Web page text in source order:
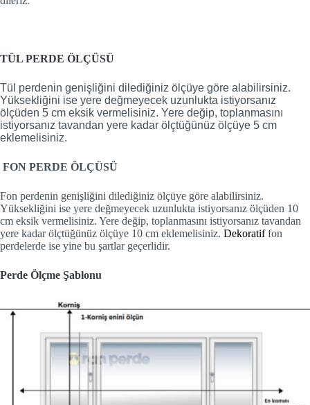
TÜL PERDE ÖLÇÜSÜ
Tül perdenin genişliğini dilediğiniz ölçüye göre alabilirsiniz.
Yüksekliğini ise yere değmeyecek uzunlukta istiyorsanız
ölçüden 5 cm eksik vermelisiniz. Yere değip, toplanmasını
istiyorsanız tavandan yere kadar ölçtüğünüz ölçüye 5 cm
eklemelisiniz.
FON PERDE ÖLÇÜSÜ
Fon perdenin genişliğini dilediğiniz ölçüye göre alabilirsiniz.
Yüksekliğini ise yere değmeyecek uzunlukta istiyorsanız ölçüden 10
cm eksik vermelisiniz. Yere değip, toplanmasını istiyorsanız tavandan
yere kadar ölçtüğünüz ölçüye 10 cm eklemelisiniz. Dekoratiffon
perdelerde ise yine bu şartlar geçerlidir.
Perde Ölçme Şablonu